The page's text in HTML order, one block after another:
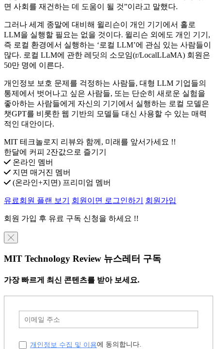
면 사회를 재건하는 데 도움이 될 것”이라고 말했다.
그러나 세계 종말에 대비해 윌리슨이 개인 기기에서 홀로
LLM을 실행할 필요는 없을 것이다. 윌리슨 외에도 개인 기기,
즉 로컬 환경에서 실행하는 ‘로컬 LLM’에 관심 있는 사람들이
많다. 로컬 LLM에 관한 레딧의 소모임(r/LocalLLaMA) 회원은
50만 명에 이른다.
개인정보 보호 문제를 걱정하는 사람들, 대형 LLM 기업들의
통제에서 벗어나고 싶은 사람들, 또는 단순히 새로운 실험을
좋아하는 사람들에게 자신의 기기에서 실행하는 로컬 모델은
챗GPT를 비롯한 웹 기반의 모델들 대신 사용할 수 있는 매력
적인 대안이다.
MIT 테크놀로지 리뷰와 함께, 미래를 앞서가세요 !!
한달에 커피 2잔값으로 즐기기
온라인 멤버
지면 매거진 멤버
(온라인+지면) 프리미엄 멤버
유료회원 플랜 보기 회원이면 로그인하기 회원가입
회원 가입 후 유료 구독 신청을 하세요 !!
╳
MIT Technology Review 뉴스레터 구독
가장 빠르게 최신 콘텐츠를 받아 보세요.
개인정보 수집 및 이용에 동의합니다.